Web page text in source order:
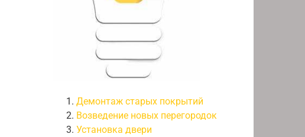
Демонтаж старых покрытий
Возведение новых перегородок
Установка двери